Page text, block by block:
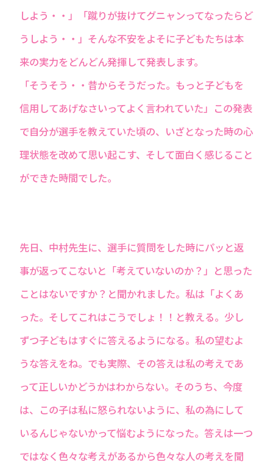
しよう・・」「蹴りが抜けてグニャンってなったらど
うしよう・・」そんな不安をよそに子どもたちは本
来の実力をどんどん発揮して発表します。
「そうそう・・昔からそうだった。もっと子どもを
信用してあげなさいってよく言われていた」この発表
で自分が選手を教えていた頃の、いざとなった時の心
理状態を改めて思い起こす、そして面白く感じること
ができた時間でした。
先日、中村先生に、選手に質問をした時にパッと返
事が返ってこないと「考えていないのか？」と思った
ことはないですか？と聞かれました。私は「よくあ
った。そしてこれはこうでしょ！！と教える。少し
ずつ子どもはすぐに答えるようになる。私の望むよ
うな答えをね。でも実際、その答えは私の考えであ
って正しいかどうかはわからない。そのうち、今度
は、この子は私に怒られないように、私の為にして
いるんじゃないかって悩むようになった。答えは一つ
ではなく色々な考えがあるから色々な人の考えを聞